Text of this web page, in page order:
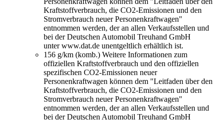
Kraftstoffverbrauch, die CO2-Emissionen und den
Stromverbrauch neuer Personenkraftwagen"
entnommen werden, der an allen Verkaufsstellen und
bei der Deutschen Automobil Treuhand GmbH
unter www.dat.de unentgeltlich erhältlich ist.
156 g/km (komb.) Weitere Informationen zum
offiziellen Kraftstoffverbrauch und den offiziellen
spezifischen CO2-Emissionen neuer
Personenkraftwagen können dem "Leitfaden über den
Kraftstoffverbrauch, die CO2-Emissionen und den
Stromverbrauch neuer Personenkraftwagen"
entnommen werden, der an allen Verkaufsstellen und
bei der Deutschen Automobil Treuhand GmbH